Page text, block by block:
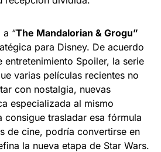
“The Mandalorian & Grogu”
para Disney. De acuerdo
Spoiler, la serie
varias películas recientes no
con nostalgia, nuevas
especializada al mismo
consigue trasladar esa fórmula
de cine, podría convertirse en
la nueva etapa de Star Wars.